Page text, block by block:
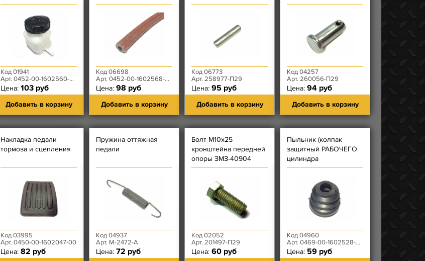
Код 01941
Арт. 0452-00-1602560-00
Цена: 103 руб
Добавить в корзину
сцепления 452 (13, 6
см) - [21213-3505125]
Код 06698
Арт. 0452-00-1602568-00, 2121-30-3505125-00
Цена: 98 руб
Добавить в корзину
вакуумного усилителя)
Код 06773
Арт. 258977-П29
Цена: 95 руб
Добавить в корзину
Код 04257
Арт. 260056-П29
Цена: 94 руб
Добавить в корзину
Накладка педали
тормоза и сцепления
Код 03995
Арт. 0450-00-1602047-00
Цена: 82 руб
Пружина оттяжная
педали
Код 04937
Арт. М-2472-А
Цена: 72 руб
Болт М10х25
кронштейна передней
опоры ЗМЗ-40904
Код 02052
Арт. 201497-П29
Цена: 60 руб
Пыльник (колпак
защитный РАБОЧЕГО
цилиндра
СЦЕПЛЕНИЯ)
Код 04960
Арт. 0469-00-1602528-00
Цена: 59 руб